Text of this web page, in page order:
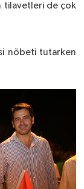
tilavetleri de çok
nöbeti tutarken